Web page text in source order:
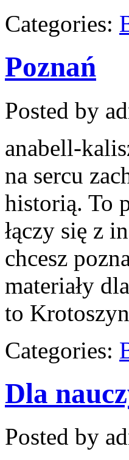
Categories:
Poznań
Posted by
anabell-
na sercu
historią. To
łączy się z
chcesz
materiały
to
Categories:
Dla
Posted by